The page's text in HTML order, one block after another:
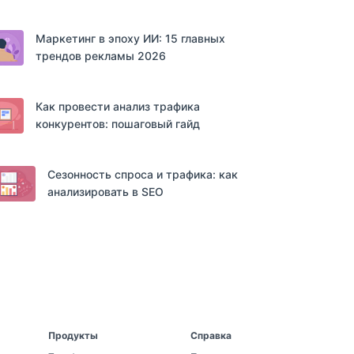
Маркетинг в эпоху ИИ: 15 главных
трендов рекламы 2026
Как провести анализ трафика
конкурентов: пошаговый гайд
Сезонность спроса и трафика: как
анализировать в SEO
Продукты
Справка